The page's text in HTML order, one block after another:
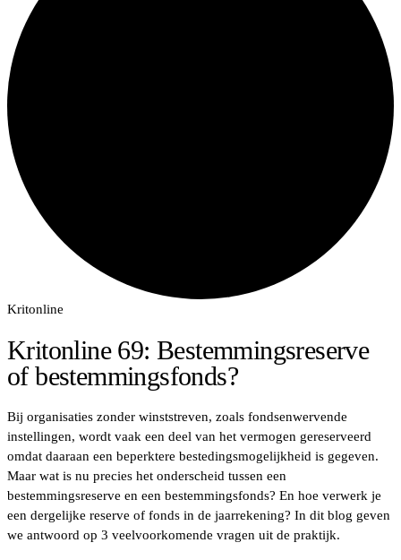
Kritonline
Kritonline 69: Bestemmingsreserve
of bestemmingsfonds?
Bij organisaties zonder winststreven, zoals fondsenwervende
instellingen, wordt vaak een deel van het vermogen gereserveerd
omdat daaraan een beperktere bestedingsmogelijkheid is gegeven.
Maar wat is nu precies het onderscheid tussen een
bestemmingsreserve en een bestemmingsfonds? En hoe verwerk je
een dergelijke reserve of fonds in de jaarrekening? In dit blog geven
we antwoord op 3 veelvoorkomende vragen uit de praktijk.